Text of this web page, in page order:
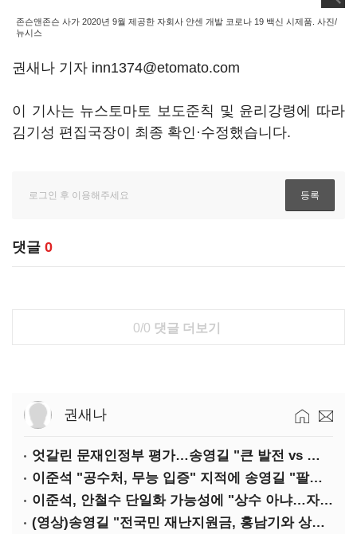
존슨앤존슨 사가 2020년 9월 제공한 자회사 얀센 개발 코로나 19 백신 시제품. 사진/
뉴시스
권새나 기자 inn1374@etomato.com
이 기사는 뉴스토마토 보도준칙 및 윤리강령에 따라
김기성 편집국장이 최종 확인·수정했습니다.
댓글 0
0/0 댓글 더보기
권새나
엇갈린 문재인정부 평가…송영길 "큰 발전 vs 이준석 "기본 점수"
이준석 "공수처, 무능 입증" 지적에 송영길 "팔다리 자른 게 국민의힘"
이준석, 안철수 단일화 가능성에 "상수 아냐…자의식 과잉"
(영상)송영길 "전국민 재난지원금, 홍남기와 상의·이재명 뜻 존중"